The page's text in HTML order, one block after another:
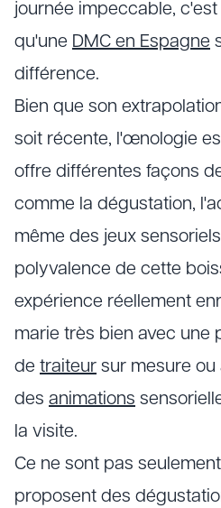
journée impeccable,
qu'une DMC en Espagne
différence.
Bien que son
soit récente, l'œnologie
offre différentes façons
comme la dégustation,
même des jeux
polyvalence de cette
expérience réellement
marie très bien avec une
de traiteur sur mesure ou
des animations
la visite.
Ce ne sont pas
proposent des